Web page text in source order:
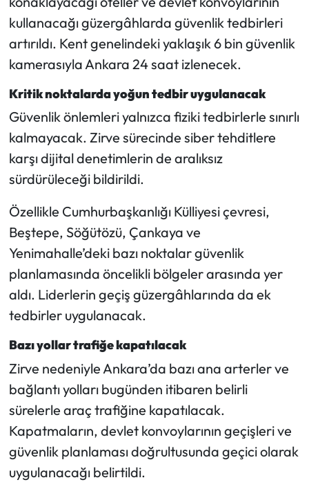
kullanacağı güzergâhlarda güvenlik tedbirleri
artırıldı. Kent genelindeki yaklaşık 6 bin güvenlik
kamerasıyla Ankara 24 saat izlenecek.
Kritik noktalarda yoğun tedbir uygulanacak
Güvenlik önlemleri yalnızca fiziki tedbirlerle sınırlı
kalmayacak. Zirve sürecinde siber tehditlere
karşı dijital denetimlerin de aralıksız
sürdürüleceği bildirildi.
Özellikle Cumhurbaşkanlığı Külliyesi çevresi,
Beştepe, Söğütözü, Çankaya ve
Yenimahalle’deki bazı noktalar güvenlik
planlamasında öncelikli bölgeler arasında yer
aldı. Liderlerin geçiş güzergâhlarında da ek
tedbirler uygulanacak.
Bazı yollar trafiğe kapatılacak
Zirve nedeniyle Ankara’da bazı ana arterler ve
bağlantı yolları bugünden itibaren belirli
sürelerle araç trafiğine kapatılacak.
Kapatmaların, devlet konvoylarının geçişleri ve
güvenlik planlaması doğrultusunda geçici olarak
uygulanacağı belirtildi.
Resmi İlan
Resmi Reklam
Siyaset
Spor
Sungurlu Haberleri
Uğurludağ Haberleri
Yaşam
Yemek Tarifleri
Yerel Haberler